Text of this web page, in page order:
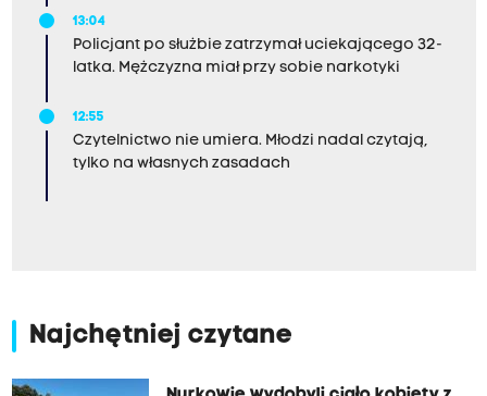
13:04
Policjant po służbie zatrzymał uciekającego 32-
latka. Mężczyzna miał przy sobie narkotyki
12:55
Czytelnictwo nie umiera. Młodzi nadal czytają,
tylko na własnych zasadach
Najchętniej czytane